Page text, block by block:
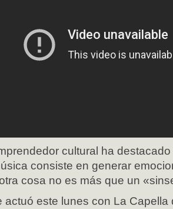
cultural ha
consiste en generar
cosa no es más que un
actuó este lunes con La Capella